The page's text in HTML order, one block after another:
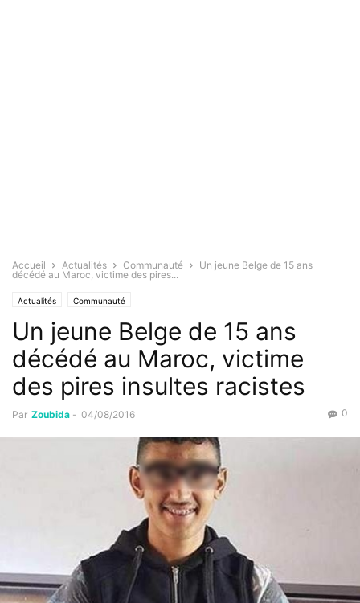
Accueil Actualités Communauté
Un jeune Belge de 15 ans
décédé au Maroc, victime des pires...
Actualités Communauté
Un jeune Belge de 15 ans
décédé au Maroc, victime
des pires insultes racistes
Par Zoubida - 04/08/2016 0